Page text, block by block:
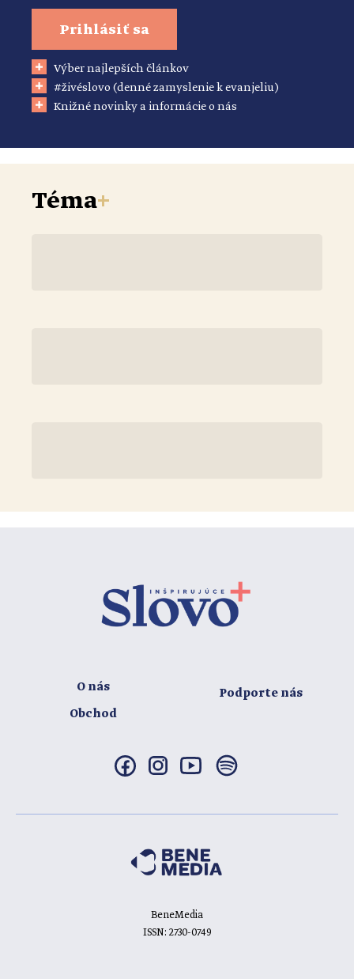
Prihlásiť sa
Výber najlepších článkov
#živéslovo (denné zamyslenie k evanjeliu)
Knižné novinky a informácie o nás
Téma+
O nás
Obchod
Podporte nás
BeneMedia
ISSN: 2730-0749